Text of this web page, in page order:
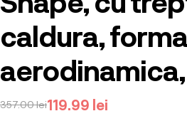
caldura, forma
357.00lei119.99 lei